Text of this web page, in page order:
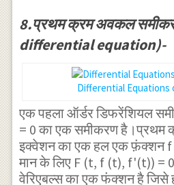
8.प्रथम क्रम अवकल
differential equation)-
Differential Equations
एक पहला ऑर्डर डिफरेंशियल
= 0 का एक समीकरण है।प्रथम
इक्वेशन का एक हल एक फ़ंक्शन f
मान के लिए F (t, f (t), f'(t)) = 0
वेरिएबल्स का एक फंक्शन है